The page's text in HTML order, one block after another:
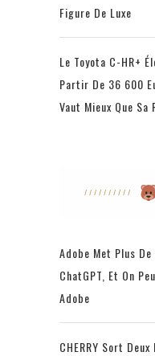
Figure De Luxe
Le Toyota C-HR+
Partir De 36 600
Vaut Mieux Que Sa
Adobe Met Plus
ChatGPT, Et On
Adobe
CHERRY Sort